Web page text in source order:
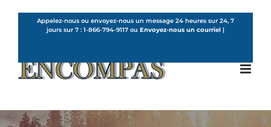
Appelez-nous ou envoyez-nous un message 24 heures sur 24, 7
jours sur 7 : 1-866-794-9117 ou Envoyez-nous un courriel |